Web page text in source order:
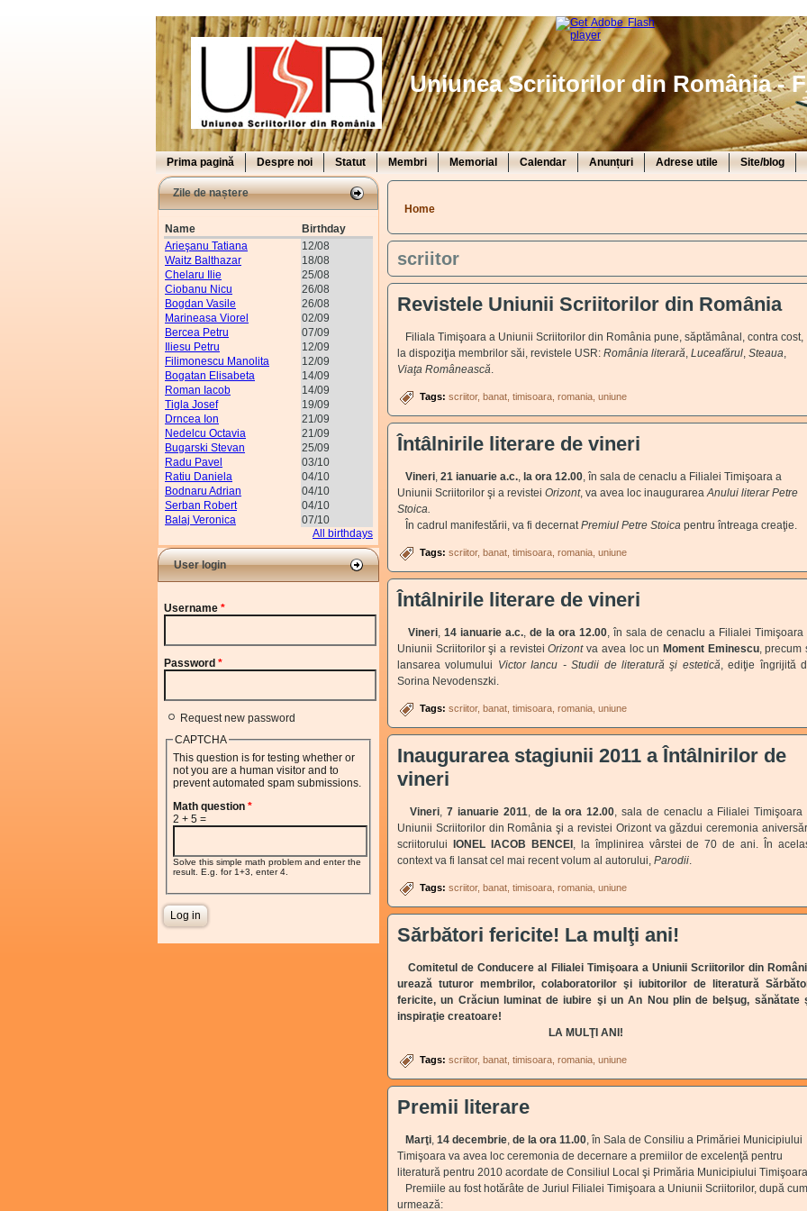
Uniunea Scriitorilor din România -
Prima pagină Despre noi Statut Membri Memorial Calendar Anunțuri Adrese utile Site/blog
Zile de naștere
Name
Birthday
Arieşanu Tatiana
12/08
Waitz Balthazar
18/08
Chelaru Ilie
25/08
Ciobanu Nicu
26/08
Bogdan Vasile
26/08
Marineasa Viorel
02/09
Bercea Petru
07/09
Iliesu Petru
12/09
Filimonescu Manolita
12/09
Bogatan Elisabeta
14/09
Roman Iacob
14/09
Tigla Josef
19/09
Drncea Ion
21/09
Nedelcu Octavia
21/09
Bugarski Stevan
25/09
Radu Pavel
03/10
Ratiu Daniela
04/10
Bodnaru Adrian
04/10
Serban Robert
04/10
Balaj Veronica
07/10
All birthdays
User login
Username *
Password *
Request new password
CAPTCHA
This question is for testing whether or
not you are a human visitor and to
prevent automated spam submissions.
Math question *
2 + 5 =
Solve this simple math problem and enter the
result. E.g. for 1+3, enter 4.
You are here
Home
scriitor
Revistele Uniunii Scriitorilor din România
Filiala Timişoara a Uniunii Scriitorilor din România pune, săptămânal, contra cost,
la dispoziţia membrilor săi, revistele USR: România literară, Luceafărul, Steaua,
Viaţa Românească.
Tags: scriitor banat timisoara romania uniune
Întâlnirile literare de vineri
Vineri, 21 ianuarie a.c., la ora 12.00, în sala de cenaclu a Filialei Timişoara a
Uniunii Scriitorilor şi a revistei Orizont, va avea loc inaugurareaAnului literar Petre
Stoica.
În cadrul manifestării, va fi decernatPremiul Petre Stoica pentru întreaga creaţie.
Tags: scriitor banat timisoara romania uniune
Întâlnirile literare de vineri
Vineri, 14 ianuarie a.c., de la ora 12.00, în sala de cenaclu a Filialei Timişoara
Uniunii Scriitorilor şi a revisteiOrizontva avea loc un Moment Eminescu, precum
lansarea volumului Victor Iancu - Studii de literatură şi estetică, ediţie îngrijită
Sorina Nevodenszki.
Tags: scriitor banat timisoara romania uniune
Inaugurarea stagiunii 2011 a Întâlnirilor de
vineri
Vineri,7 ianuarie 2011, de la ora 12.00, sala de cenaclu a Filialei Timişoara
Uniunii Scriitorilor din România şi a revistei Orizont va găzdui ceremonia
scriitorului
IONEL IACOB BENCEI , la împlinirea vârstei de 70 de ani. În
context va fi lansat cel mai recent volum al autorului, Parodii.
Tags: scriitor banat timisoara romania uniune
Sărbători fericite! La mulţi ani!
Comitetul de Conducere al Filialei Timişoara a Uniunii Scriitorilor din
urează tuturor membrilor, colaboratorilor şi iubitorilor de literatură
fericite, un Crăciun luminat de iubire şi un An Nou plin de belşug, sănătate
inspiraţie creatoare!
LA MULŢI ANI!
Tags: scriitor banat timisoara romania uniune
Premii literare
Marţi, 14 decembrie, de la ora 11.00, în Sala de Consiliu a Primăriei Municipiului
Timişoara va avea loc ceremonia de decernare a premiilor de excelenţă pentru
literatură pentru 2010 acordate de Consiliul Local şi Primăria Municipiului
Premiile au fost hotărâte de Juriul Filialei Timişoara a Uniunii Scriitorilor, după cum
urmează: